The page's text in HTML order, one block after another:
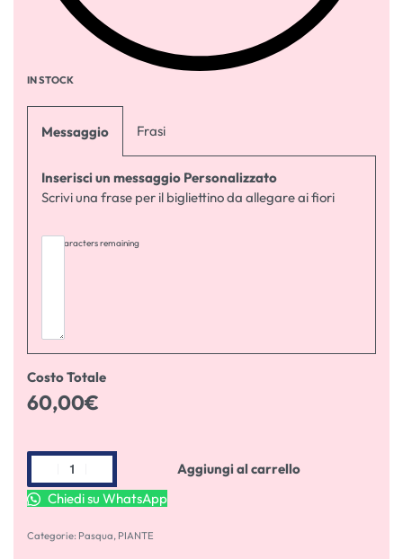
IN STOCK
Messaggio Frasi
Inserisci un messaggio Personalizzato
Scrivi una frase per il bigliettino da allegare ai fiori
characters remaining
Costo Totale
60,00€
Aggiungi al carrello
Chiedi su WhatsApp
Categorie: Pasqua, PIANTE